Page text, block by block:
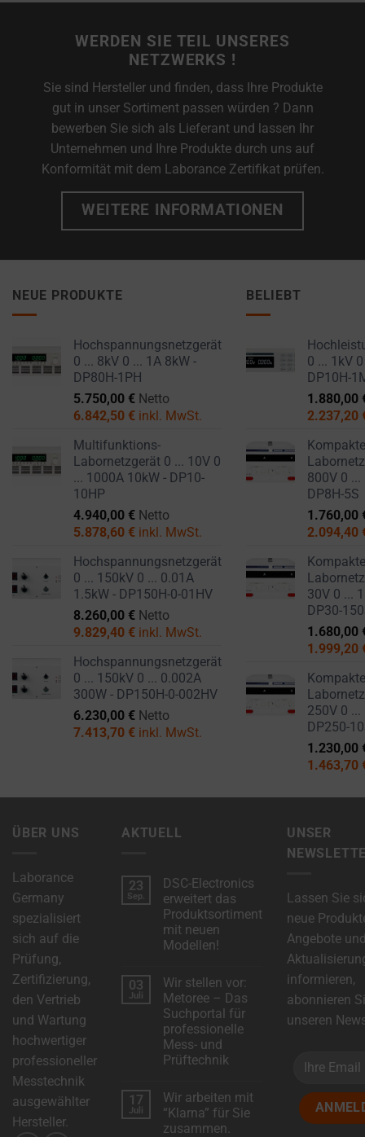
WERDEN SIE TEIL UNSERES
NETZWERKS !
Sie sind Hersteller und finden, dass Ihre Produkte
gut in unser Sortiment passen würden ? Dann
bewerben Sie sich als Lieferant und lassen Ihr
Unternehmen und Ihre Produkte durch uns auf
Konformität mit dem Laborance Zertifikat prüfen.
WEITERE INFORMATIONEN
NEUE PRODUKTE
Hochspannungsnetzgerät
0 ... 8kV 0 ... 1A 8kW -
DP80H-1PH
5.750,00 € Netto
6.842,50 € inkl. MwSt.
Multifunktions-
Labornetzgerät 0 ... 10V 0
... 1000A 10kW - DP10-
10HP
4.940,00 € Netto
5.878,60 € inkl. MwSt.
Hochspannungsnetzgerät
0 ... 150kV 0 ... 0.01A
1.5kW - DP150H-0-01HV
8.260,00 € Netto
9.829,40 € inkl. MwSt.
Hochspannungsnetzgerät
0 ... 150kV 0 ... 0.002A
300W - DP150H-0-002HV
6.230,00 € Netto
7.413,70 € inkl. MwSt.
BELIEBT
0 ... 1kV
DP10H-
1.880,00
2.237,20
800V 0 ...
DP8H-5S
1.760,00
2.094,40
30V 0 ...
DP30-
1.680,00
1.999,20
250V 0 ...
DP250-
1.230,00
1.463,70
ÜBER UNS
Laborance
Germany
spezialisiert
sich auf die
Prüfung,
Zertifizierung,
den Vertrieb
und Wartung
hochwertiger
professioneller
Messtechnik
ausgewählter
Hersteller.
AKTUELL
23
Sep.
DSC-Electronics
erweitert das
Produktsortiment
mit neuen
Modellen!
zu
DSC-
Electronics
erweitert
das
Produktsortiment
mit
neuen
Modellen!
03
Juli
Wir stellen vor:
Metoree – Das
Suchportal für
professionelle
Mess- und
Prüftechnik
zu
Wir
stellen
vor:
17
Juli
Wir arbeiten mit
“Klarna” für Sie
zusammen.
UNSER
Lassen Sie
neue
Angebote
informieren,
abonnieren
unseren
cookies
withdraw
through
the
privacy
settings,
manage
you
choose.
details
on
collects
you
can
refer
the
website’s
privacy
policy.
This
document
outlines
the
types